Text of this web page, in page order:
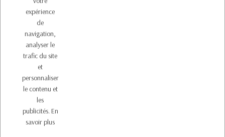
Inscription à la newsletter
Vous pouvez vous désinscrire à tout moment. Vous trouverez pour cela nos
informations de contact dans les conditions d'utilisation du site.
Copyright © 2026 - Design by
expérience
de
navigation,
analyser le
trafic du site
et
personnaliser
le contenu et
les
publicités.En
savoir plus